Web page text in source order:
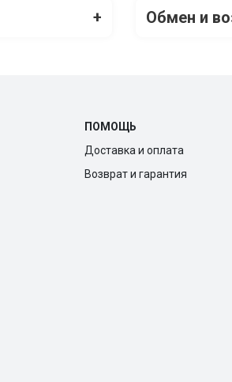
+ Обмен и
ПОМОЩЬ
Доставка и оплата
Возврат и гарантия